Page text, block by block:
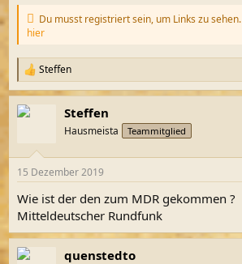
Du musst registriert sein, um Links zu sehen.
hier
R
e
a
k
e
:
Steffen
Steffen
Hausmeista Teammitglied
15 Dezember 2019
Wie ist der den zum MDR gekommen ?
Mitteldeutscher Rundfunk
quenstedto